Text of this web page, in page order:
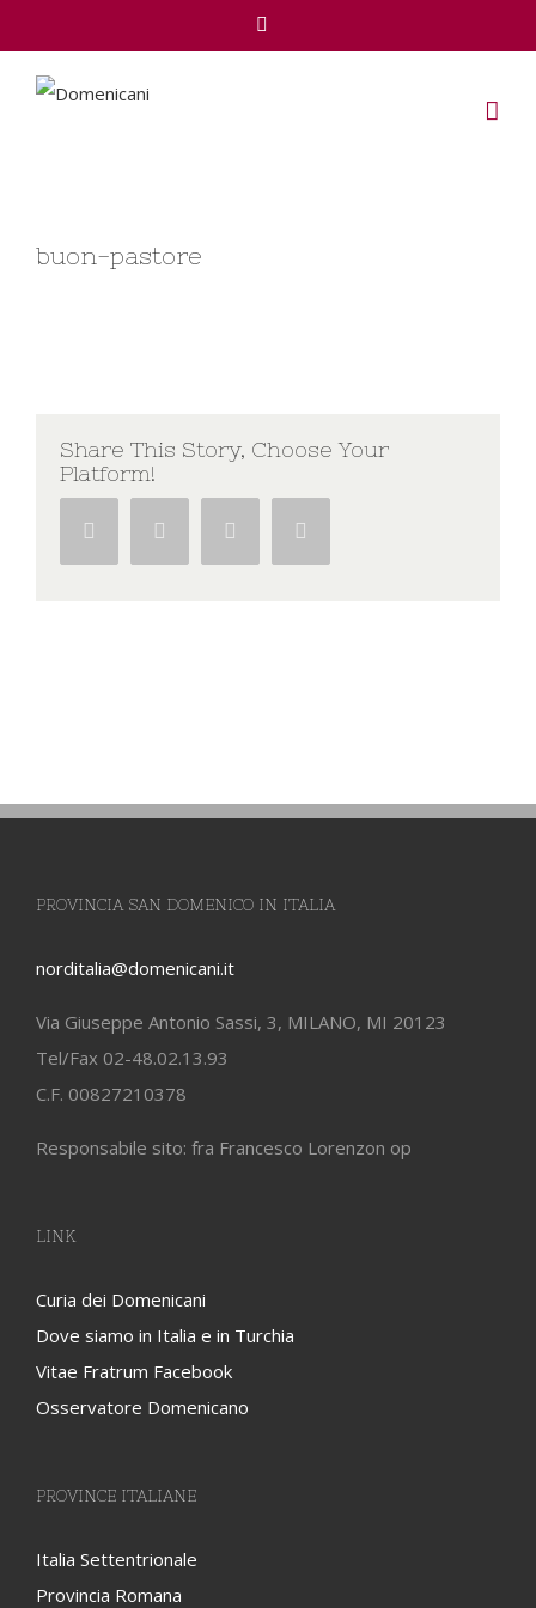
buon-pastore
Share This Story, Choose Your
Platform!
Facebook Twitter Google+
PROVINCIA SAN DOMENICO IN ITALIA
norditalia@domenicani.it
Via Giuseppe Antonio Sassi, 3, MILANO, MI 20123
Tel/Fax 02-48.02.13.93
C.F. 00827210378
Responsabile sito: fra Francesco Lorenzon op
LINK
Curia dei Domenicani
Dove siamo in Italia e in Turchia
Vitae Fratrum Facebook
Osservatore Domenicano
PROVINCE ITALIANE
Italia Settentrionale
Provincia Romana